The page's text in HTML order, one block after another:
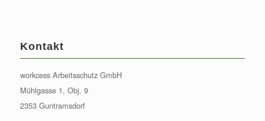
Kontakt
workcess Arbeitsschutz GmbH
Mühlgasse 1, Obj. 9
2353 Guntramsdorf